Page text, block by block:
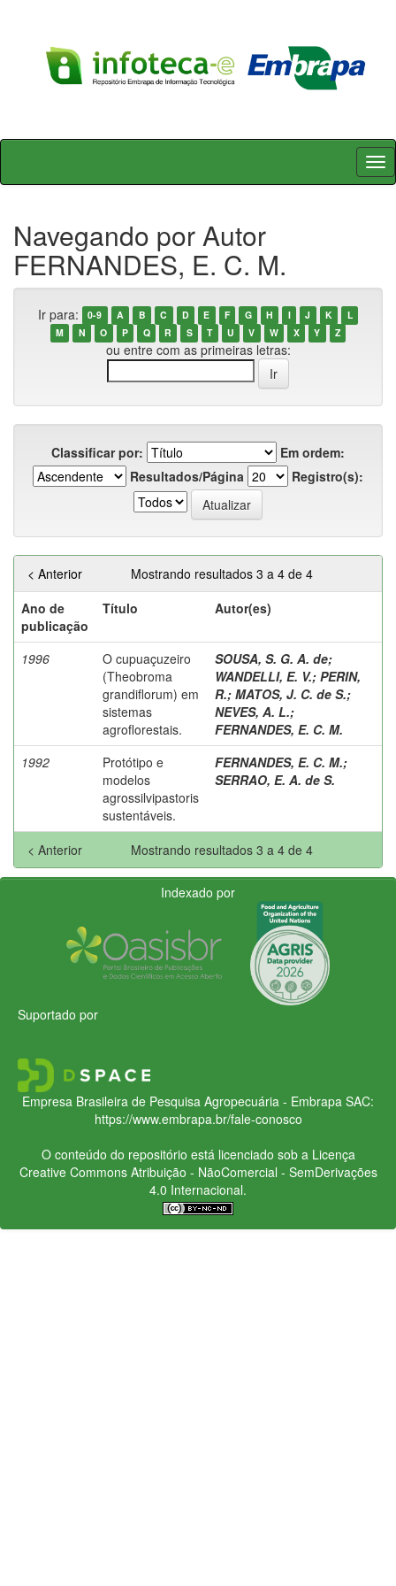
Skip
Navegando por Autor
FERNANDES, E. C. M.
Ir para: 0-9 A B C D E F G H I J K
L
M
N O P Q R S T U V W X Y Z
ou entre com as primeiras letras:
Classificar por:
Em ordem:
Resultados/Página
Registro(s):
Mostrando resultados 3 a 4 de 4
< Anterior
Ano de
publicação
Título Autor(es)
1996
O cupuaçuzeiro
(Theobroma
grandiflorum) em
sistemas
agroflorestais.
SOUSA, S. G. A. de;
WANDELLI, E. V.; PERIN,
R.; MATOS, J. C. de S.;
NEVES, A. L.;
FERNANDES, E. C. M.
1992
Protótipo e
modelos
agrossilvipastoris
sustentáveis.
FERNANDES, E. C. M.;
SERRAO, E. A. de S.
Mostrando resultados 3 a 4 de 4
< Anterior
Indexado por
Suportado por
Empresa Brasileira de Pesquisa Agropecuária - Embrapa SAC:
https://www.embrapa.br/fale-conosco
O conteúdo do repositório está licenciado sob a Licença
Creative CommonsAtribuição - NãoComercial - SemDerivações
4.0 Internacional.